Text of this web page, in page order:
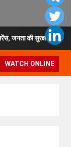
जनता की सुरक्षा सर्वोपरि
WATCH ONLINE